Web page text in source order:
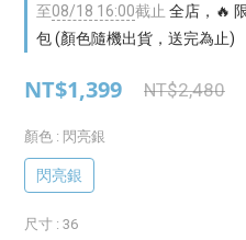
至08/18 16:00截止 全店，🔥
包 (顏色隨機出貨，送完為止)
NT$1,399 NT$2,480
顏色 : 閃亮銀
閃亮銀
尺寸 : 36